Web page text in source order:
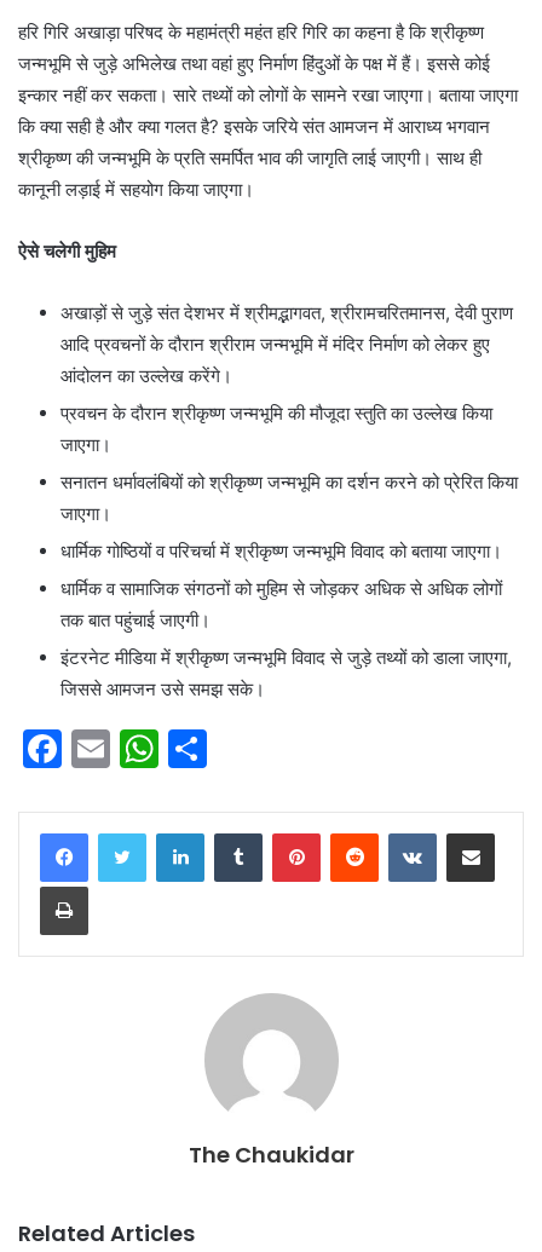
हरि गिरि अखाड़ा परिषद के महामंत्री महंत हरि गिरि का कहना है कि श्रीकृष्ण
जन्मभूमि से जुड़े अभिलेख तथा वहां हुए निर्माण हिंदुओं के पक्ष में हैं। इससे कोई
इन्कार नहीं कर सकता। सारे तथ्यों को लोगों के सामने रखा जाएगा। बताया जाएगा
कि क्या सही है और क्या गलत है? इसके जरिये संत आमजन में आराध्य भगवान
श्रीकृष्ण की जन्मभूमि के प्रति समर्पित भाव की जागृति लाई जाएगी। साथ ही
कानूनी लड़ाई में सहयोग किया जाएगा।
ऐसे चलेगी मुहिम
अखाड़ों से जुड़े संत देशभर में श्रीमद्भागवत, श्रीरामचरितमानस, देवी पुराण
आदि प्रवचनों के दौरान श्रीराम जन्मभूमि में मंदिर निर्माण को लेकर हुए
आंदोलन का उल्लेख करेंगे।
प्रवचन के दौरान श्रीकृष्ण जन्मभूमि की मौजूदा स्तुति का उल्लेख किया
जाएगा।
सनातन धर्मावलंबियों को श्रीकृष्ण जन्मभूमि का दर्शन करने को प्रेरित किया
जाएगा।
धार्मिक गोष्ठियों व परिचर्चा में श्रीकृष्ण जन्मभूमि विवाद को बताया जाएगा।
धार्मिक व सामाजिक संगठनों को मुहिम से जोड़कर अधिक से अधिक लोगों
तक बात पहुंचाई जाएगी।
इंटरनेट मीडिया में श्रीकृष्ण जन्मभूमि विवाद से जुड़े तथ्यों को डाला जाएगा,
जिससे आमजन उसे समझ सके।
F
c
e
b
o
E
ai
l
W
at
s
ar
The Chaukidar
Related Articles